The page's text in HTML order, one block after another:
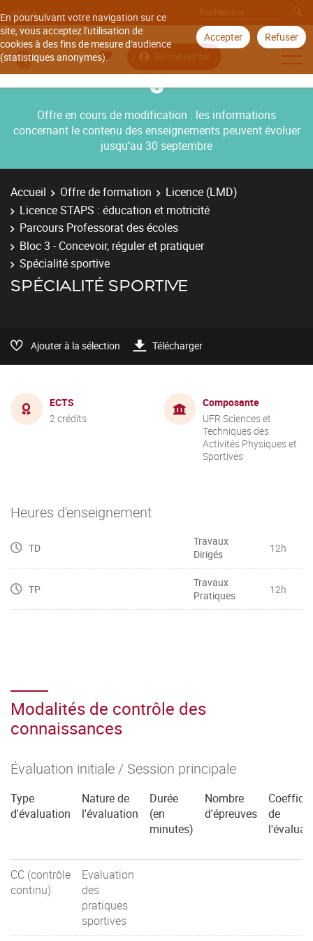
En poursuivant votre navigation sur ce
site, vous acceptez l'utilisation de
cookies à des fins de mesure d'audience
(statistiques anonymes).
Accepter Refuser
Aller à
Se connecter
Offre en cours de modification : les informations
concernant le contenu des enseignements peuvent évoluer
jusqu’au 30 septembre
Accueil Offre de formation
Licence (LMD)
Licence STAPS : éducation et motricité
Parcours Professorat des écoles
Bloc 3 - Concevoir, réguler et pratiquer
Spécialité sportive
SPÉCIALITÉ SPORTIVE
Ajouter à la sélection Télécharger
ECTS
2 crédits
Composante
UFR Sciences et
Techniques des
Activités Physiques et
Sportives
Heures d'enseignement
TD
Travaux
Dirigés
12h
TP
Travaux
Pratiques
12h
Modalités de contrôle des
connaissances
Évaluation initiale / Session principale
Type
d'évaluation
Nature de
l'évaluation
Durée
(en
minutes)
Nombre
d'épreuves
de
CC (contrôle
continu)
Evaluation
des
pratiques
sportives